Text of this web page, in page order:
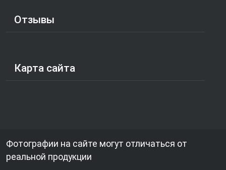
Отзывы
Карта сайта
Фотографии на сайте могут отличаться от
реальной продукции